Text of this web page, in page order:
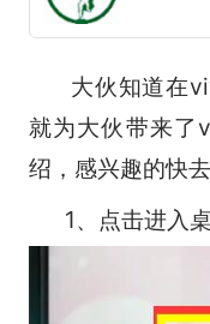
大伙知道在
就为大伙带来了
绍，感兴趣的快
1、点击进入